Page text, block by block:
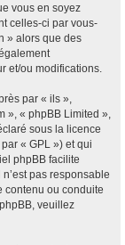
vous en soyez
celles-ci par vous-
» alors que des
et/ou modifications.
par « ils »,
», « phpBB Limited »,
sous la licence
« GPL ») et qui
phpBB facilite
pas responsable
contenu ou conduite
veuillez